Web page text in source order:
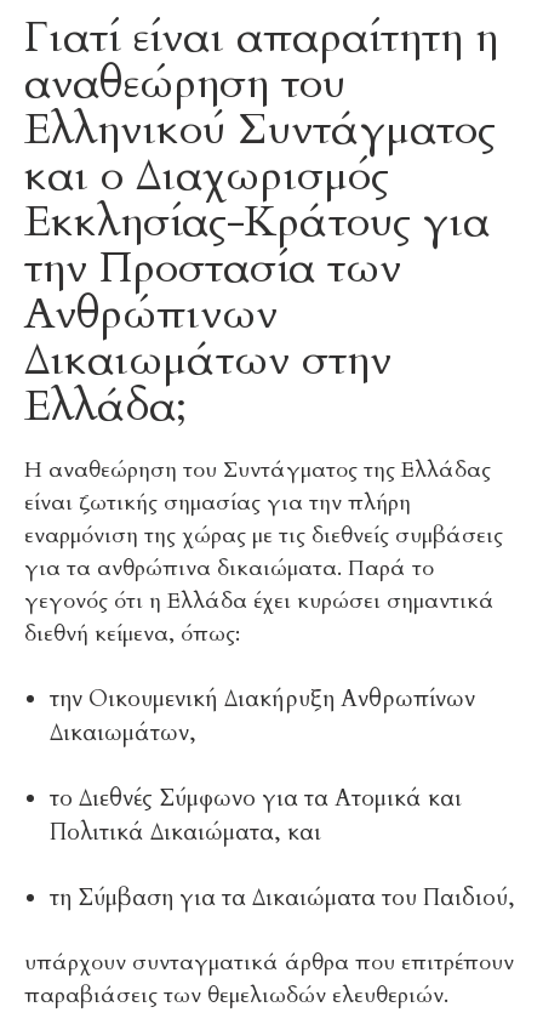
Γιατί είναι απαραίτητη η
αναθεώρηση του
Ελληνικού Συντάγματος
και ο Διαχωρισμός
Εκκλησίας-Κράτους για
την Προστασία των
Ανθρώπινων
Δικαιωμάτων στην
Ελλάδα;
Η αναθεώρηση του Συντάγματος της Ελλάδας
είναι ζωτικής σημασίας για την πλήρη
εναρμόνιση της χώρας με τις διεθνείς συμβάσεις
για τα ανθρώπινα δικαιώματα. Παρά το
γεγονός ότι η Ελλάδα έχει κυρώσει σημαντικά
διεθνή κείμενα, όπως:
την Οικουμενική Διακήρυξη Ανθρωπίνων
Δικαιωμάτων,
το Διεθνές Σύμφωνο για τα Ατομικά και
Πολιτικά Δικαιώματα, και
τη Σύμβαση για τα Δικαιώματα του Παιδιού,
υπάρχουν συνταγματικά άρθρα που επιτρέπουν
παραβιάσεις των θεμελιωδών ελευθεριών.